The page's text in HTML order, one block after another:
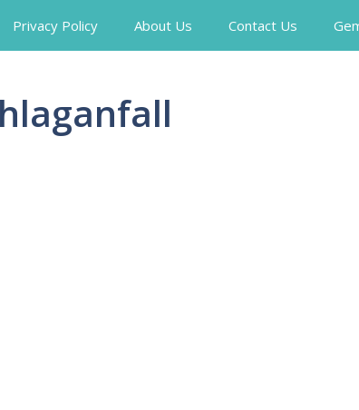
Privacy Policy About Us Contact Us